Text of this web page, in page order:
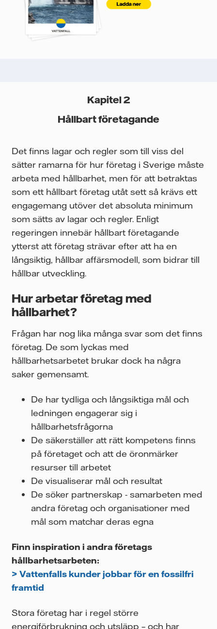
Kapitel 2
Hållbart företagande
Det finns lagar och regler som till viss del
sätter ramarna för hur företag i Sverige måste
arbeta med hållbarhet, men för att betraktas
som ett hållbart företag utåt sett så krävs ett
engagemang utöver det absoluta minimum
som sätts av lagar och regler. Enligt
regeringen innebär hållbart företagande
ytterst att företag strävar efter att ha en
långsiktig, hållbar affärsmodell, som bidrar till
hållbar utveckling.
Hur arbetar företag med
hållbarhet?
Frågan har nog lika många svar som det finns
företag. De som lyckas med
hållbarhetsarbetet brukar dock ha några
saker gemensamt.
De har tydliga och långsiktiga mål och
ledningen engagerar sig i
hållbarhetsfrågorna
De säkerställer att rätt kompetens finns
på företaget och att de öronmärker
resurser till arbetet
De visualiserar mål och resultat
De söker partnerskap - samarbeten med
andra företag och organisationer med
mål som matchar deras egna
Finn inspiration i andra företags
hållbarhetsarbeten:
> Vattenfalls kunder jobbar för en fossilfri
framtid
Stora företag har i regel större
energiförbrukning och utsläpp – och har